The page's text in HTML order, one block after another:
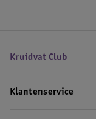
Kruidvat Club
Klantenservice